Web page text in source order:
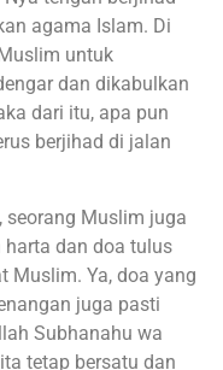
agama Islam. Di
untuk
dan dikabulkan
dari itu, apa pun
berjihad di jalan
seorang Muslim juga
dan doa tulus
Muslim. Ya, doa yang
juga pasti
Subhanahu wa
tetap bersatu dan